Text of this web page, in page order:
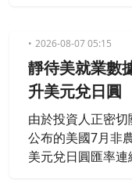
2026-08-07 05:15
靜待美就業數
升美元兌日圓
由於投資人正密
公布的美國7月非
美元兌日圓匯率